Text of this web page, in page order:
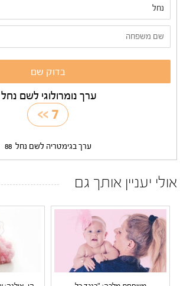
ערך נומרולוגי לשם נחל
7
>>
ערך בגימטריה לשם נחל 88
אולי יעניין אותך גם